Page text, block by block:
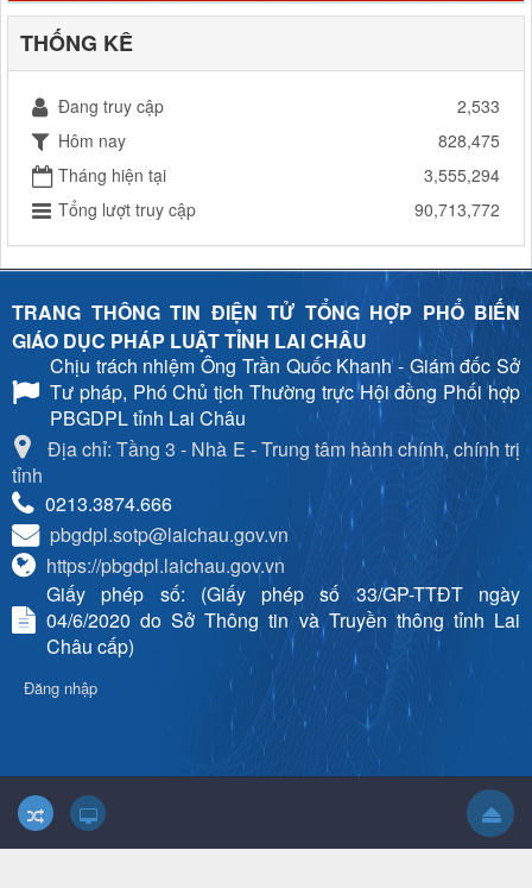
THỐNG KÊ
Đang truy cập
2,533
Hôm nay
828,475
Tháng hiện tại
3,555,294
Tổng lượt truy cập
90,713,772
TRANG THÔNG TIN ĐIỆN TỬ TỔNG HỢP PHỔ BIẾN
GIÁO DỤC PHÁP LUẬT TỈNH LAI CHÂU
Chịu trách nhiệmÔng Trần Quốc Khanh - Giám đốc Sở
Tư pháp, Phó Chủ tịch Thường trực Hội đồng Phối hợp
PBGDPL tỉnh Lai Châu
Địa chỉ: Tầng 3 - Nhà E - Trung tâm hành chính, chính trị
tỉnh
0213.3874.666
pbgdpl.sotp@laichau.gov.vn
https://pbgdpl.laichau.gov.vn
Giấy phép số: (Giấy phép số 33/GP-TTĐT ngày
04/6/2020 do Sở Thông tin và Truyền thông tỉnh Lai
Châu cấp)
Đăng nhập